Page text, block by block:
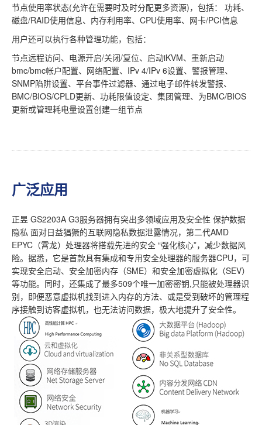
节点使用率状态(允许在需要时及时分配更多资源)，包括： 功耗、
磁盘/RAID使用信息、内存利用率、CPU使用率、网卡/PCI信息
用户还可以执行各种管理功能，包括：
节点远程访问、电源开启/关闭/复位、启动iKVM、重新启动
bmc/bmc帐户配置、网络配置、IPv 4/IPv 6设置、警报管理、
SNMP陷阱设置、平台事件过滤器、通过电子邮件转发警报、
BMC/BIOS/CPLD更新、功耗限值设定、集团管理、为BMC/BIOS
更新或管理耗电量设置创建一组节点
广泛应用
正昱 GS2203A G3服务器拥有突出多领域应用及安全性 保护数据
隐私 面对日益猖獗的互联网隐私数据泄露情况，第二代AMD
EPYC（霄龙）处理器将搭载先进的安全 “强化核心”，减少数据风
险。据悉，它是首款具有集成和专用安全处理器的服务器CPU，可
实现安全启动、安全加密内存（SME）和安全加密虚拟化（SEV）
等功能。同时，还集成了最多509个唯一加密密钥,只能被处理器识
别，即便恶意虚拟机找到进入内存的方法、或是受到破坏的管理程
序接触到访客虚拟机，也无法访问数据，极大地提升了安全性。